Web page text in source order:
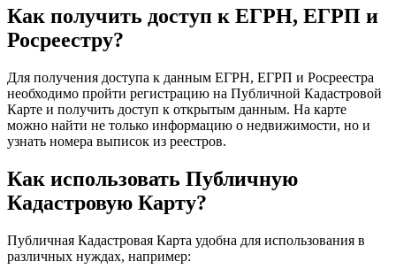
Как получить доступ к ЕГРН, ЕГРП и
Росреестру?
Для получения доступа к данным ЕГРН, ЕГРП и Росреестра
необходимо пройти регистрацию на Публичной Кадастровой
Карте и получить доступ к открытым данным. На карте
можно найти не только информацию о недвижимости, но и
узнать номера выписок из реестров.
Как использовать Публичную
Кадастровую Карту?
Публичная Кадастровая Карта удобна для использования в
различных нуждах, например: